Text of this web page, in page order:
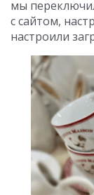
мы
с сайтом,
настроили